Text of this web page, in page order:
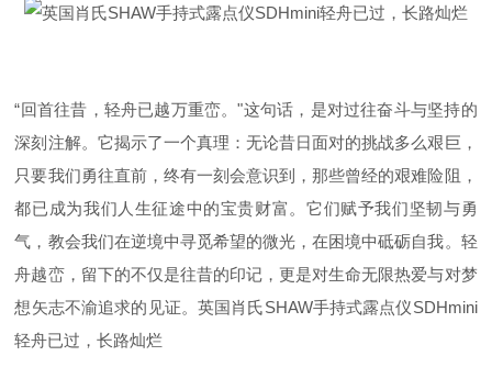
“回首往昔，轻舟已越万重峦。"这句话，是对过往奋斗与坚持的
深刻注解。它揭示了一个真理：无论昔日面对的挑战多么艰巨，
只要我们勇往直前，终有一刻会意识到，那些曾经的艰难险阻，
都已成为我们人生征途中的宝贵财富。它们赋予我们坚韧与勇
气，教会我们在逆境中寻觅希望的微光，在困境中砥砺自我。轻
舟越峦，留下的不仅是往昔的印记，更是对生命无限热爱与对梦
想矢志不渝追求的见证。 英国肖氏SHAW手持式露点仪SDHmini
轻舟已过，长路灿烂